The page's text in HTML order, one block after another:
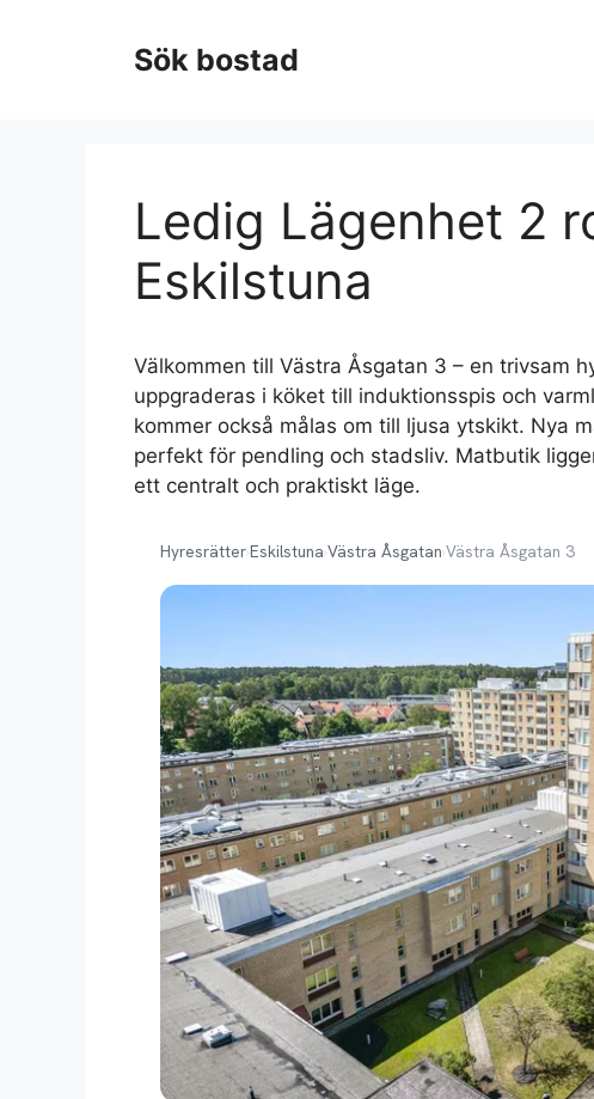
Sök bostad
Ledig Lägenhet 2
Eskilstuna
Välkommen till Västra Åsgatan 3 – en trivsam
uppgraderas i köket till induktionsspis och
kommer också målas om till ljusa ytskikt. Nya
perfekt för pendling och stadsliv. Matbutik
ett centralt och praktiskt läge.
Hyresrätter›Eskilstuna›Västra Åsgatan›Västra Åsgatan 3